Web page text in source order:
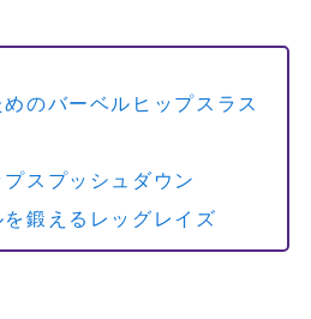
めのバーベルヒップスラス
プスプッシュダウン
を鍛えるレッグレイズ